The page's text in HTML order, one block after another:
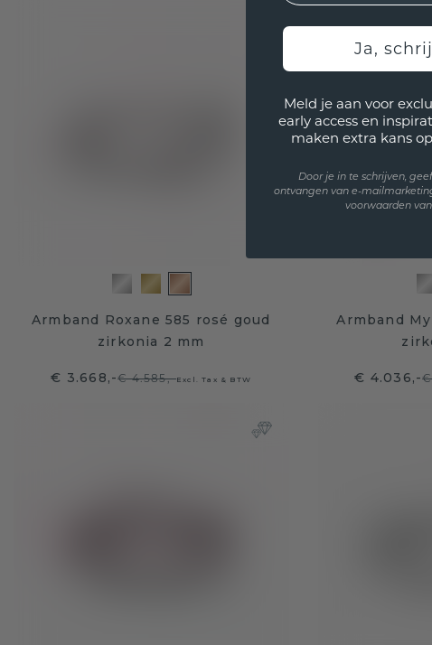
Armband Roxane 585 rosé goud
zirkonia 2 mm
€ 3.668,-€ 4.585,-Excl. Tax & BTW
Armband
€ 4.036,-
Ja,
Meld je aan voor
early access en
maken extra kans
Door je in te schrijven,
ontvangen van e-
voorwaarden